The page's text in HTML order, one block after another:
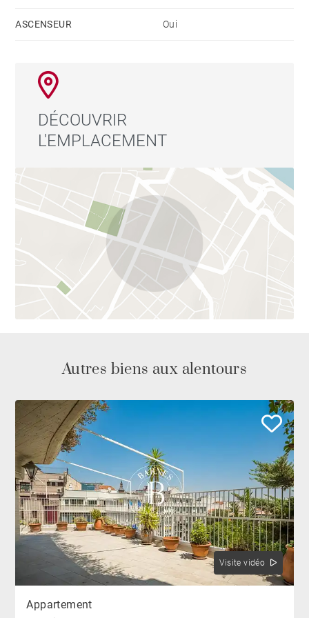
offre gastronomique, des boutiques de créateurs, des
galeries d'art et de la vie culturelle du centre-ville, avec
d'excellentes connexions de transport public à
quelques mètres.
ASCENSEUR Oui
DÉCOUVRIR
L'EMPLACEMENT
Autres biens aux alentours
Visite vidéo
Appartement